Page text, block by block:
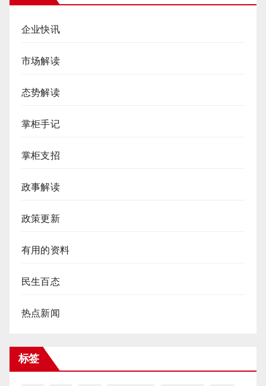
企业快讯
市场解读
态势解读
掌柜手记
掌柜支招
政事解读
政策更新
有用的资料
民生百态
热点新闻
标签